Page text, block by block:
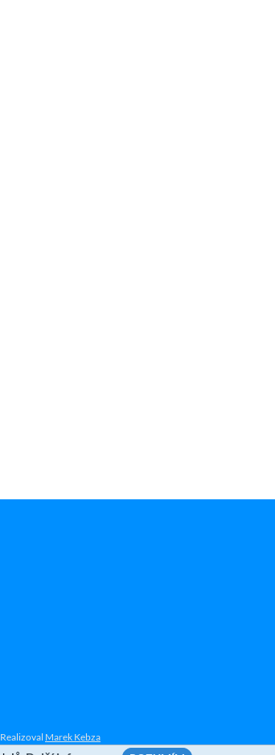
Realizoval Marek Kebza